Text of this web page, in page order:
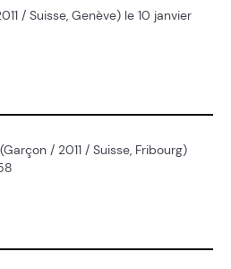
/ Suisse, Genève) le 10 janvier
(Garçon / 2011 / Suisse, Fribourg)